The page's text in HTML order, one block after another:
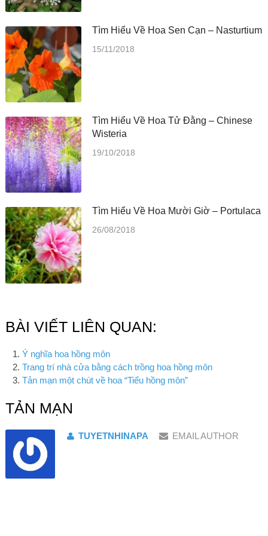
Tìm Hiểu Về Hoa Sen Cạn – Nasturtium
15/11/2018
Tìm Hiểu Về Hoa Tử Đằng – Chinese
Wisteria
19/10/2018
Tìm Hiểu Về Hoa Mười Giờ – Portulaca
26/08/2018
BÀI VIẾT LIÊN QUAN:
Ý nghĩa hoa hồng môn
Trang trí nhà cửa bằng cách trồng hoa hồng môn
Tản mạn một chút về hoa “Tiểu hồng môn”
TẢN MẠN
TUYETNHINAPA EMAIL AUTHOR